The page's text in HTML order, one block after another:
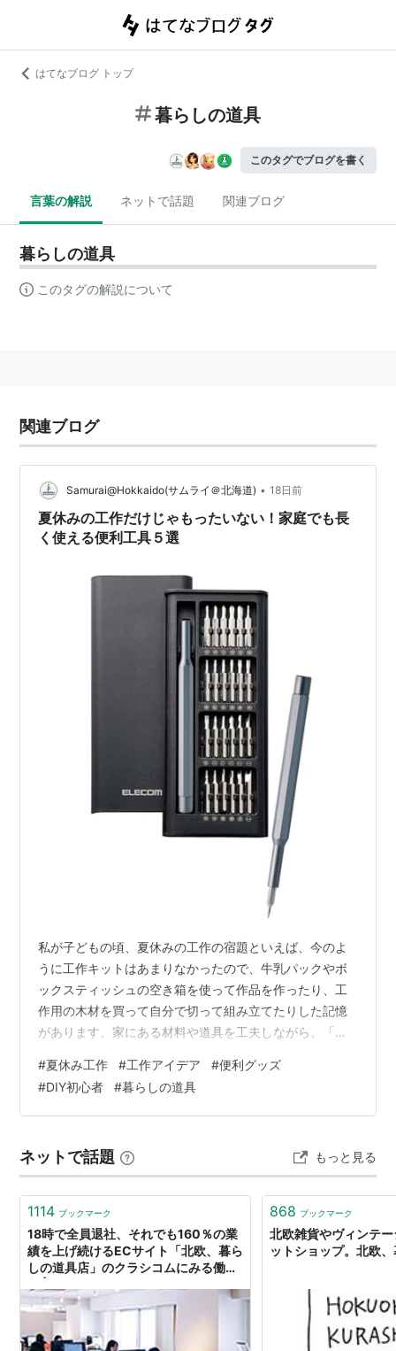
はてなブログ トップ
暮らしの道具
このタグでブログを書く
言葉の解説 ネットで話題 関連ブログ
暮らしの道具
このタグの解説について
関連ブログ
Samurai@Hokkaido(サムライ＠北海道) • 18日前
夏休みの工作だけじゃもったいない！家庭でも長
く使える便利工具５選
私が子どもの頃、夏休みの工作の宿題といえば、今のよ
うに工作キットはあまりなかったので、牛乳パックやボ
ックスティッシュの空き箱を使って作品を作ったり、工
作用の木材を買って自分で切って組み立てたりした記憶
があります。家にある材料や道具を工夫しながら、「今
います。 最近は、組み立てるだけで完成する便利な工作
キットが数多く販売されていて、昔と比べると選択肢も
ずいぶん増えました。 もちろん工作キットも便利です
ったあとも家庭で長く使える工具をご紹介します。 「子
どものために買ったはずなのに、気づけば自分のほ…
#夏休み工作 #工作アイデア #便利グッズ
#DIY初心者 #暮らしの道具
ネットで話題 もっと見る
1114 ブックマーク
18時で全員退社、それでも160％の業
績を上げ続けるECサイト「北欧、暮ら
しの道具店」のクラシコムにみる働き
868 ブックマーク
北欧雑貨やヴィンテ
ットショップ。北欧